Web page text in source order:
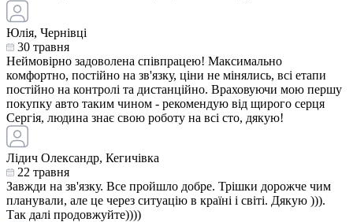
Юлія, Чернівці
30 травня
Неймовірно задоволена співпрацею! Максимально
комфортно, постійно на зв'язку, ціни не мінялись, всі етапи
постійно на контролі та дистанційно. Враховуючи мою першу
покупку авто таким чином - рекомендую від щирого серця
Сергія, людина знає свою роботу на всі сто, дякую!
Лідич Олександр, Кегичівка
22 травня
Завжди на зв'язку. Все пройшло добре. Трішки дорожче чим
планували, але це через ситуацію в країні і світі. Дякую ))).
Так далі продовжуйте))))